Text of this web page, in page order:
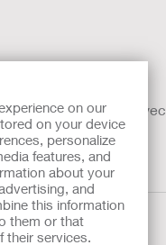
on our
on your device
personalize
features, and
about your
and
this information
them or that
their services.
l’UE sont marqués avec
Utilisation des